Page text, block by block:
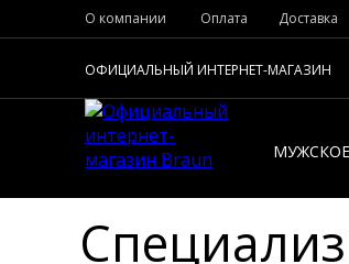
О компании Оплата Доставка
ОФИЦИАЛЬНЫЙ ИНТЕРНЕТ-МАГАЗИН